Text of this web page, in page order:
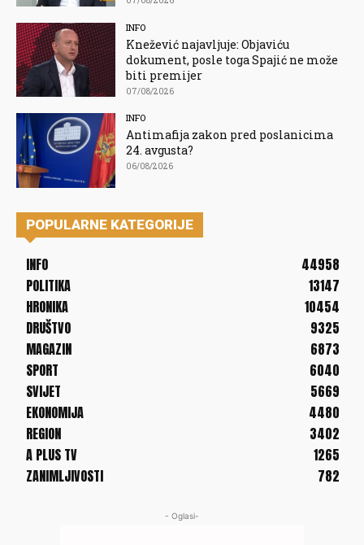
INFO
Knežević najavljuje: Objaviću
dokument, posle toga Spajić ne može
biti premijer
07/08/2026
INFO
Antimafija zakon pred poslanicima
24. avgusta?
06/08/2026
POPULARNE KATEGORIJE
INFO
44958
POLITIKA
13147
HRONIKA
10454
DRUŠTVO
9325
MAGAZIN
6873
SPORT
6040
SVIJET
5669
EKONOMIJA
4480
REGION
3402
A PLUS TV
1265
ZANIMLJIVOSTI
782
- Oglasi-